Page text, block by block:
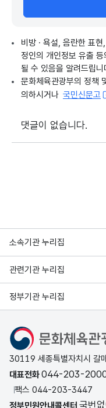
비방 · 욕설, 음란한 표
정인의 개인정보 유출
될 수 있음을 알려드립니
문화체육관광부의 정책
의하시거나 국민신문고
댓글이 없습니다.
소속기관 누리집
관련기관 누리집
정부기관 누리집
문화체육관광부
30119 세종특별자치시 갈
대표전화044-203-
팩스 044-203-3447
정부민원안내콜센터 국번